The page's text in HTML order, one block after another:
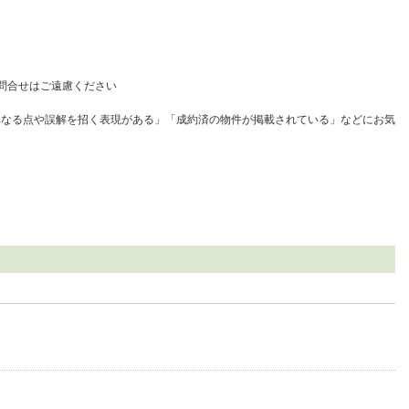
合せはご遠慮ください
る点や誤解を招く表現がある」「成約済の物件が掲載されている」などにお気